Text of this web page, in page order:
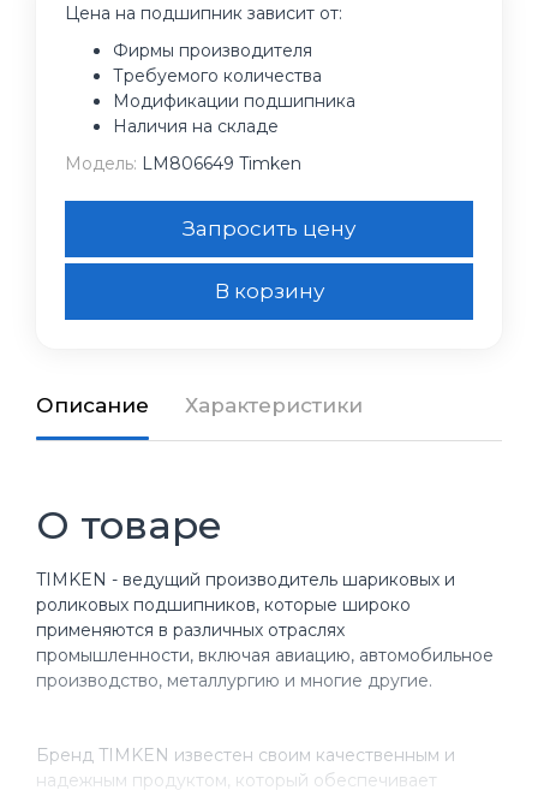
Цена на подшипник зависит от:
Фирмы производителя
Требуемого количества
Модификации подшипника
Наличия на складе
Модель: LM806649 Timken
Запросить цену
В корзину
Описание Характеристики
О товаре
TIMKEN - ведущий производитель шариковых и
роликовых подшипников, которые широко
применяются в различных отраслях
промышленности, включая авиацию, автомобильное
производство, металлургию и многие другие.
Бренд TIMKEN известен своим качественным и
надежным продуктом, который обеспечивает